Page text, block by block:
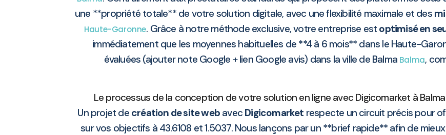
une **propriété totale** de votre solution digitale, avec une flexibilité maximale et des
Haute-Garonne. Grâce à notre méthode exclusive, votre entreprise est optimisé en
immédiatement que les moyennes habituelles de **4 à 6 mois** dans le Haute-
évaluées (ajouter note Google + lien Google avis) dans la ville de Balma Balma,
Le processus de la conception de votre solution en ligne avec Digicomarket à Balma
Un projet de création de site web avec Digicomarket respecte un circuit précis pour
sur vos objectifs à 43.6108 et 1.5037. Nous lançons par un **brief rapide** afin de